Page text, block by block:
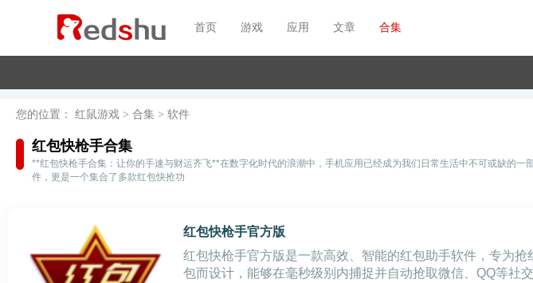
首页 游戏 应用 文章 合集
您的位置： 红鼠游戏 > 合集 > 软件
红包快枪手合集
**红包快枪手合集：让你的手速与财运齐飞**在数字化时代的浪潮中，手机应用已经成为我们日常生活中不可或缺的
件，更是一个集合了多款红包快抢功
红包快枪手官方版
红包快枪手官方版是一款高效、智能的红包助手软件，专为抢
包而设计，能够在毫秒级别内捕捉并自动抢取微信、QQ等社交